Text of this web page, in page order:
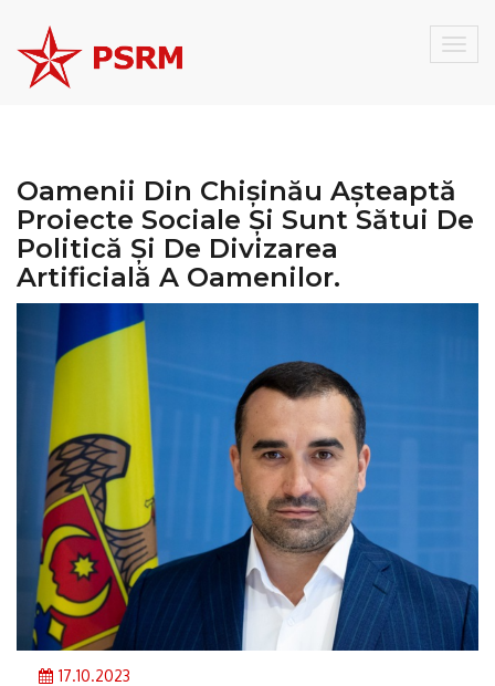
Oamenii Din Chișinău Așteaptă
Proiecte Sociale Și Sunt Sătui De
Politică Și De Divizarea
Artificială A Oamenilor.
17.10.2023